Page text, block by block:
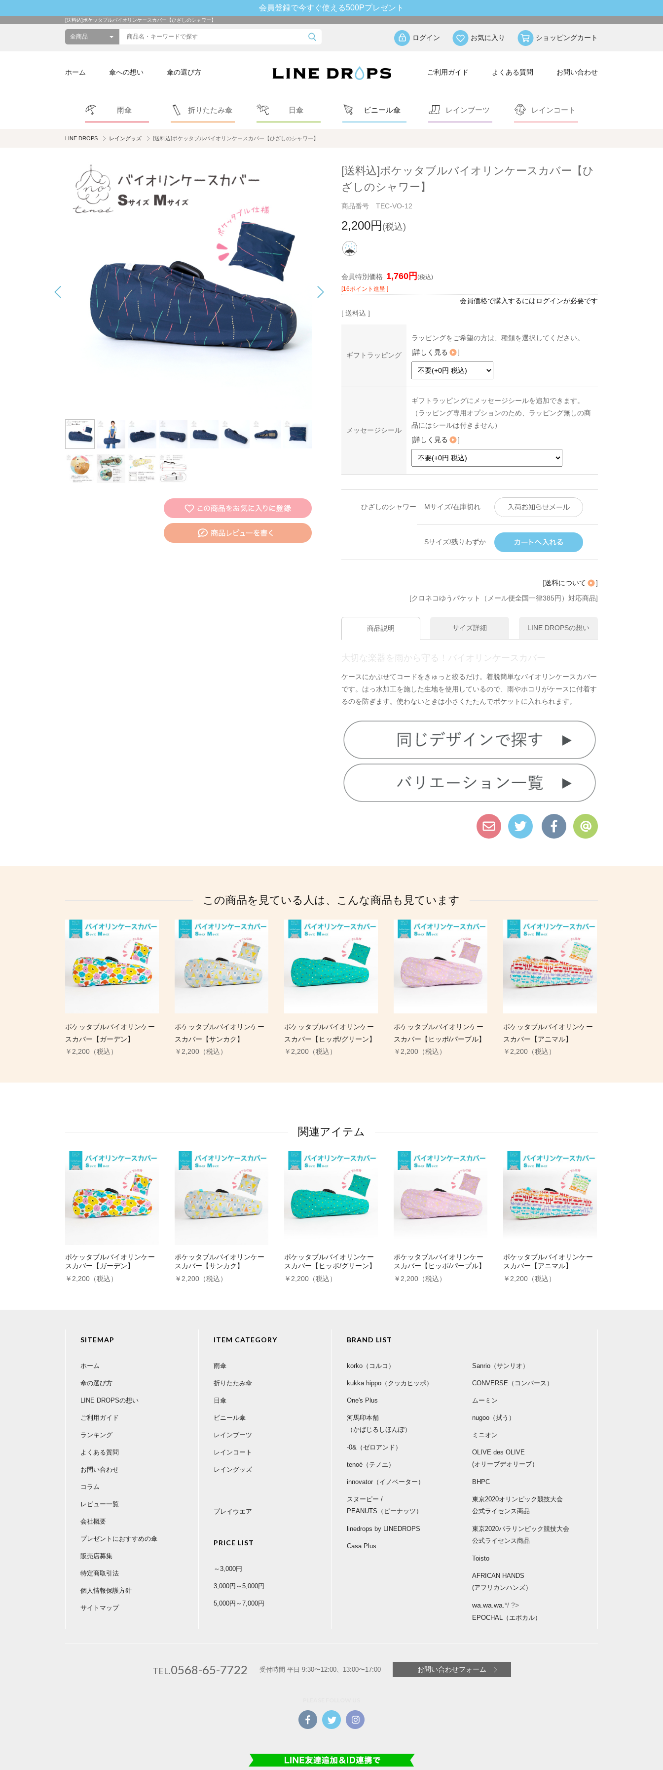
会員登録で今すぐ使える500Pプレゼント
[送料込]ポケッタブルバイオリンケースカバー【ひざしのシャワー】
ログイン お気に入り ショッピングカート
ホーム 傘への想い 傘の選び方 ご利用ガイド よくある質問 お問い合わせ
雨傘 折りたたみ傘 日傘 ビニール傘 レインブーツ レインコート
LINE DROPS レイングッズ [送料込]ポケッタブルバイオリンケースカバー【ひざしのシャワー】
[送料込]ポケッタブルバイオリンケースカバー【ひ
ざしのシャワー】
商品番号 TEC-VO-12
2,200円 (税込)
会員特別価格 1,760円 (税込)
[16ポイント進呈 ]
会員価格で購入するにはログインが必要です
[ 送料込 ]
ギフトラッピング
ラッピングをご希望の方は、種類を選択してください。
[詳しく見る ]
メッセージシール
ギフトラッピングにメッセージシールを追加できます。
（ラッピング専用オプションのため、ラッピング無しの商
品にはシールは付きません）
[詳しく見る ]
ひざしのシャワー Mサイズ/在庫切れ
Sサイズ/残りわずか
[送料について
]
[クロネコゆうパケット（メール便全国一律385円）対応商品]
商品説明 サイズ詳細 LINE DROPSの想い
大切な楽器を雨から守る！バイオリンケースカバー
ケースにかぶせてコードをきゅっと絞るだけ。着脱簡単なバイオリンケースカバー
です。はっ水加工を施した生地を使用しているので、雨やホコリがケースに付着す
るのを防ぎます。使わないときは小さくたたんでポケットに入れられます。
この商品を見ている人は、こんな商品も見ています
ポケッタブルバイオリンケー
スカバー【ガーデン】
￥2,200（税込）
ポケッタブルバイオリンケー
スカバー【サンカク】
￥2,200（税込）
ポケッタブルバイオリンケー
スカバー【ヒッポ/グリーン】
￥2,200（税込）
ポケッタブルバイオリンケー
スカバー【ヒッポ/パープル】
￥2,200（税込）
ポケッタブルバイオリンケー
スカバー【アニマル】
￥2,200（税込）
関連アイテム
ポケッタブルバイオリンケー
スカバー【ガーデン】
￥2,200（税込）
ポケッタブルバイオリンケー
スカバー【サンカク】
￥2,200（税込）
ポケッタブルバイオリンケー
スカバー【ヒッポ/グリーン】
￥2,200（税込）
ポケッタブルバイオリンケー
スカバー【ヒッポ/パープル】
￥2,200（税込）
ポケッタブルバイオリンケー
スカバー【アニマル】
￥2,200（税込）
SITEMAP
ホーム
傘の選び方
LINE DROPSの想い
ご利用ガイド
ランキング
よくある質問
お問い合わせ
コラム
レビュー一覧
会社概要
プレゼントにおすすめの傘
販売店募集
特定商取引法
個人情報保護方針
サイトマップ
ITEM CATEGORY
雨傘
折りたたみ傘
日傘
ビニール傘
レインブーツ
レインコート
レイングッズ
プレイウエア
PRICE LIST
～3,000円
3,000円～5,000円
5,000円～7,000円
BRAND LIST
korko（コルコ）
kukka hippo（クッカヒッポ）
One's Plus
河馬印本舗
（かばじるしほんぽ）
-0&（ゼロアンド）
tenoé（テノエ）
innovator（イノベーター）
スヌーピー /
PEANUTS（ピーナッツ）
linedrops by LINEDROPS
Casa Plus
Sanrio（サンリオ）
CONVERSE（コンバース）
ムーミン
nugoo（拭う）
ミニオン
OLIVE des OLIVE
(オリーブデオリーブ）
BHPC
東京2020オリンピック競技大会
公式ライセンス商品
東京2020パラリンピック競技大会
公式ライセンス商品
Toisto
AFRICAN HANDS
(アフリカンハンズ）
wa.wa.wa. */ ?>
EPOCHAL（エポカル）
TEL.0568-65-7722 受付時間 平日 9:30〜12:00、13:00〜17:00 お問い合わせフォーム